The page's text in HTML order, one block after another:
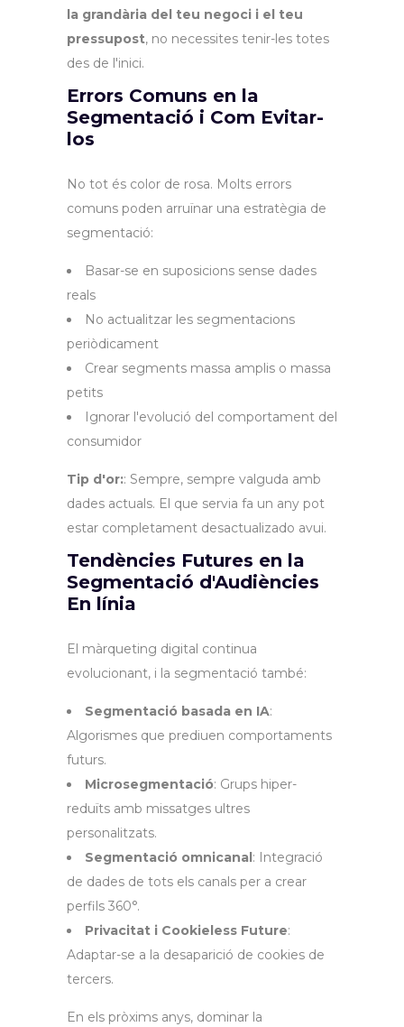
la grandària del teu negoci i el teu
pressupost, no necessites tenir-les totes
des de l'inici.
Errors Comuns en la
Segmentació i Com Evitar-
los
No tot és color de rosa. Molts errors
comuns poden arruïnar una estratègia de
segmentació:
Basar-se en suposicions sense dades
reals
No actualitzar les segmentacions
periòdicament
Crear segments massa amplis o massa
petits
Ignorar l'evolució del comportament del
consumidor
Tip d'or:: Sempre, sempre valguda amb
dades actuals. El que servia fa un any pot
estar completament desactualizado avui.
Tendències Futures en la
Segmentació d'Audiències
En línia
El màrqueting digital continua
evolucionant, i la segmentació també:
Segmentació basada en IA:
Algorismes que prediuen comportaments
futurs.
Microsegmentació: Grups hiper-
reduïts amb missatges ultres
personalitzats.
Segmentació omnicanal: Integració
de dades de tots els canals per a crear
perfils 360°.
Privacitat i Cookieless Future:
Adaptar-se a la desaparició de cookies de
tercers.
En els pròxims anys, dominar la